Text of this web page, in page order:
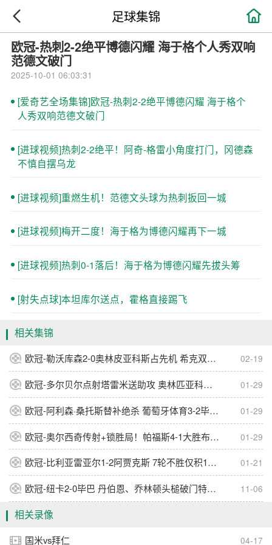

足球集锦
欧冠-热刺2-2绝平博德闪耀 海于格个人秀双响
范德文破门
2025-10-01 06:03:31
[爱奇艺全场集锦]欧冠-热刺2-2绝平博德闪耀 海于格个
人秀双响范德文破门
[进球视频]热刺2-2绝平！阿奇-格雷小角度打门，冈德森
不慎自摆乌龙
[进球视频]重燃生机！范德文头球为热刺扳回一城
[进球视频]梅开二度！海于格为博德闪耀再下一城
[进球视频]热刺0-1落后！海于格为博德闪耀先拔头筹
[射失点球]本坦库尔送点，霍格直接踢飞
相关集锦
欧冠-勒沃库森2-0奥林皮亚科斯占先机 希克双响波库失单刀 02-19
欧冠-多尔贝尔点射塔雷米送助攻 奥林匹亚科斯2-1阿贾克斯 01-29
欧冠-阿利森·桑托斯替补绝杀 葡萄牙体育3-2毕巴直通16强 01-29
欧冠-奥尔西奇传射+锁胜局！帕福斯4-1大胜布拉格斯拉维亚 01-29
欧冠-比利亚雷亚尔1-2阿贾克斯 7轮不胜仅积1分列倒数第二 01-21
欧冠-纽卡2-0毕巴 丹伯恩、乔林顿头槌破门特里皮尔定位球助攻 11-06
相关录像
国米vs拜仁 04-17